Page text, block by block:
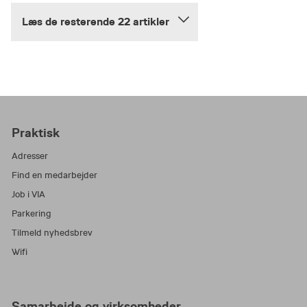
Læs de resterende 22 artikler
Praktisk
Adresser
Find en medarbejder
Job i VIA
Parkering
Tilmeld nyhedsbrev
Wifi